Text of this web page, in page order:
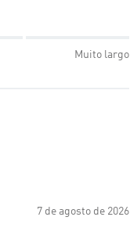
Muito largo
7 de agosto de 2026